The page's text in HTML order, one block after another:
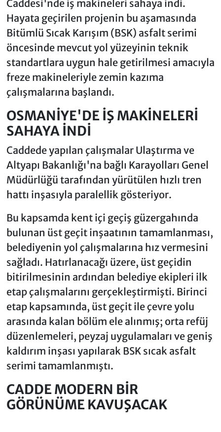
Caddesi'nde iş makineleri sahaya indi.
Hayata geçirilen projenin bu aşamasında
Bitümlü Sıcak Karışım (BSK) asfalt serimi
öncesinde mevcut yol yüzeyinin teknik
standartlara uygun hale getirilmesi amacıyla
freze makineleriyle zemin kazıma
çalışmalarına başlandı.
OSMANİYE'DE İŞ MAKİNELERİ
SAHAYA İNDİ
Caddede yapılan çalışmalar Ulaştırma ve
Altyapı Bakanlığı'na bağlı Karayolları Genel
Müdürlüğü tarafından yürütülen hızlı tren
hattı inşasıyla paralellik gösteriyor.
Bu kapsamda kent içi geçiş güzergahında
bulunan üst geçit inşaatının tamamlanması,
belediyenin yol çalışmalarına hız vermesini
sağladı. Hatırlanacağı üzere, üst geçidin
bitirilmesinin ardından belediye ekipleri ilk
etap çalışmalarını gerçekleştirmişti. Birinci
etap kapsamında, üst geçit ile çevre yolu
arasında kalan bölüm ele alınmış; orta refüj
düzenlemeleri, peyzaj uygulamaları ve geniş
kaldırım inşası yapılarak BSK sıcak asfalt
serimi tamamlanmıştı.
CADDE MODERN BİR
GÖRÜNÜME KAVUŞACAK